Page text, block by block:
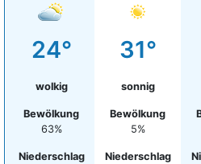
24°
wolkig
Bewölkung
63%
Niederschlag
31°
sonnig
Bewölkung
5%
Niederschlag